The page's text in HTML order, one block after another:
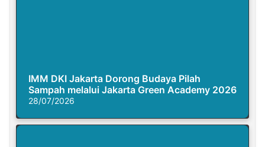
IMM DKI Jakarta Dorong Budaya Pilah
Sampah melalui Jakarta Green Academy 2026
28/07/2026